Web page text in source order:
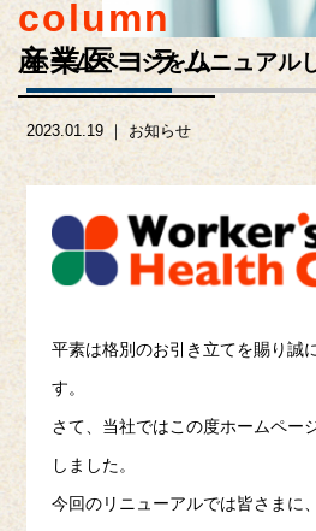
column
産業医コラム
ホームページをリニュアル
2023.01.19 ｜ お知らせ
平素は格別のお引き立てを賜り誠
す。
さて、当社ではこの度ホームペー
しました。
今回のリニューアルでは皆さまに